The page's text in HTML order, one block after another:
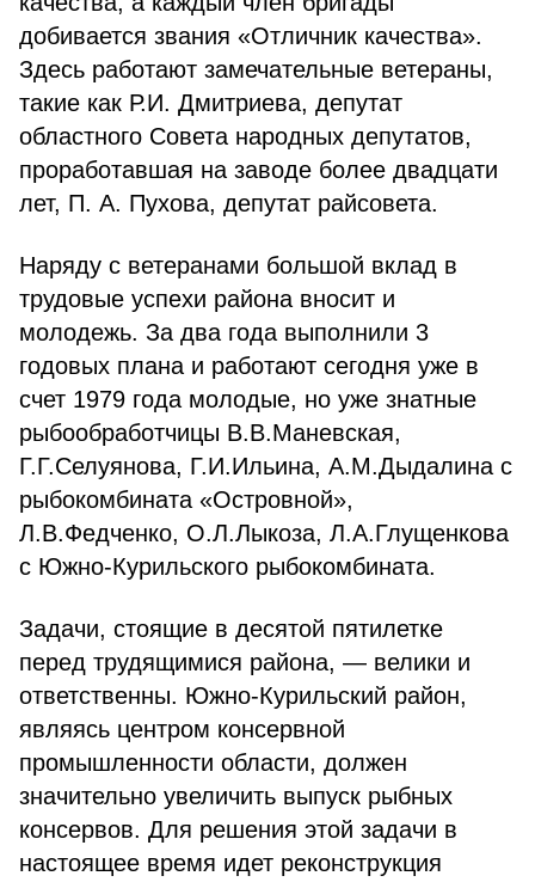
добивается звания «Отличник качества».
Здесь работают замечательные ветераны,
такие как Р.И. Дмитриева, депутат
областного Совета народных депутатов,
проработавшая на заводе более двадцати
лет, П. А. Пухова, депутат райсовета.
Наряду с ветеранами большой вклад в
трудовые успехи района вносит и
молодежь. За два года выполнили 3
годовых плана и работают сегодня уже в
счет 1979 года молодые, но уже знатные
рыбообработчицы В.В.Маневская,
Г.Г.Селуянова, Г.И.Ильина, А.М.Дыдалина с
рыбокомбината «Островной»,
Л.В.Федченко, О.Л.Лыкоза, Л.А.Глущенкова
с Южно-Курильского рыбокомбината.
Задачи, стоящие в десятой пятилетке
перед трудящимися района, — велики и
ответственны. Южно-Курильский район,
являясь центром консервной
промышленности области, должен
значительно увеличить выпуск рыбных
консервов. Для решения этой задачи в
настоящее время идет реконструкция